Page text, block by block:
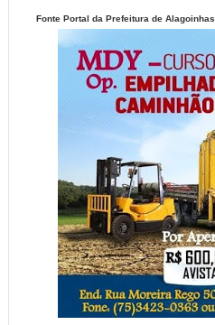
Fonte Portal da Prefeitura de Alagoinhas